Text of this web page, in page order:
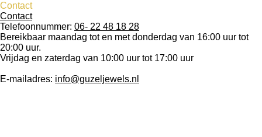
Contact
Contact
Telefoonnummer: 06- 22 48 18 28
Bereikbaar maandag tot en met donderdag van 16:00 uur tot
20:00 uur.
Vrijdag en zaterdag van 10:00 uur tot 17:00 uur
E-mailadres: info@guzeljewels.nl